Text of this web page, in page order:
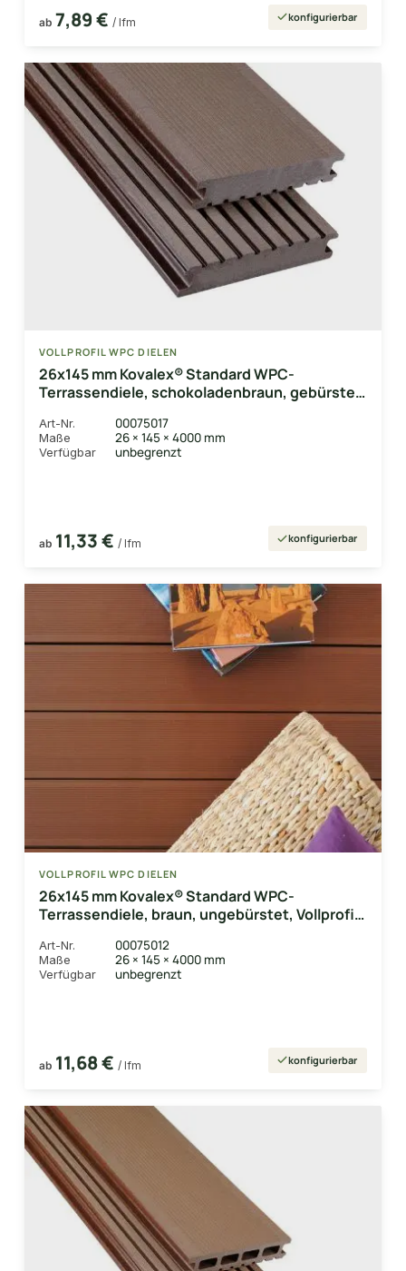
ab 7,89 € / lfm konfigurierbar
VOLLPROFIL WPC DIELEN
26x145 mm Kovalex® Standard WPC-
Terrassendiele, schokoladenbraun, gebürstet,
grob/fein
Art-Nr. 00075017
Maße 26 × 145 × 4000 mm
Verfügbar unbegrenzt
ab 11,33 € / lfm konfigurierbar
VOLLPROFIL WPC DIELEN
26x145 mm Kovalex® Standard WPC-
Terrassendiele, braun, ungebürstet, Vollprofil
Art-Nr. 00075012
Maße 26 × 145 × 4000 mm
Verfügbar unbegrenzt
ab 11,68 € / lfm konfigurierbar